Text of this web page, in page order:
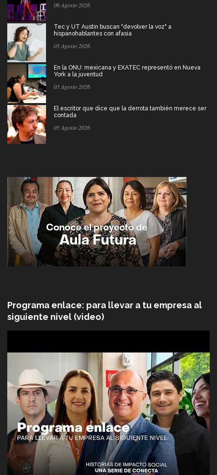
06 Agosto 2026
Tec y UT Austin buscan "devolver la voz" a
hispanohablantes con afasia
05 Agosto 2026
En la ONU: mexicana y EXATEC representó en Nueva
York a la juventud
05 Agosto 2026
El escritor que dice que la derrota también merece ser
contada
05 Agosto 2026
Programa enlace: para llevar a tu empresa al
siguiente nivel (video)